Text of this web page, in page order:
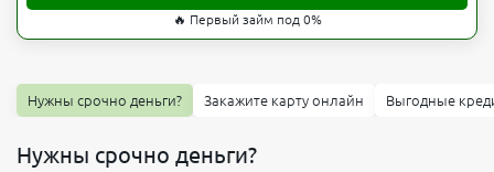
🔥 Первый займ под 0%
Нужны срочно деньги? Закажите карту онлайн Выгодные
Нужны срочно деньги?